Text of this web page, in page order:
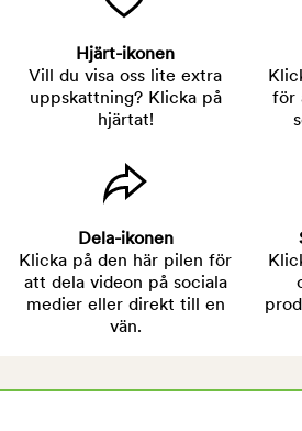
Hjärt-ikonen
Vill du visa oss lite extra
uppskattning? Klicka på
hjärtat!
för
Dela-ikonen
Klicka på den här pilen för
att dela videon på sociala
medier eller direkt till en
vän.